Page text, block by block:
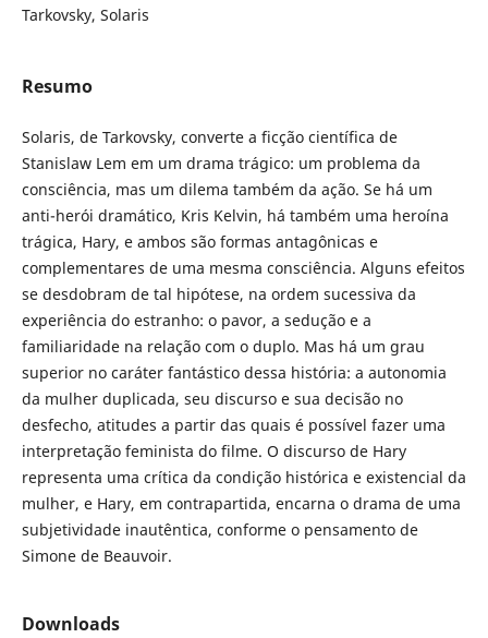
Tarkovsky, Solaris
Resumo
Solaris, de Tarkovsky, converte a ficção científica de
Stanislaw Lem em um drama trágico: um problema da
consciência, mas um dilema também da ação. Se há um
anti-herói dramático, Kris Kelvin, há também uma heroína
trágica, Hary, e ambos são formas antagônicas e
complementares de uma mesma consciência. Alguns efeitos
se desdobram de tal hipótese, na ordem sucessiva da
experiência do estranho: o pavor, a sedução e a
familiaridade na relação com o duplo. Mas há um grau
superior no caráter fantástico dessa história: a autonomia
da mulher duplicada, seu discurso e sua decisão no
desfecho, atitudes a partir das quais é possível fazer uma
interpretação feminista do filme. O discurso de Hary
representa uma crítica da condição histórica e existencial da
mulher, e Hary, em contrapartida, encarna o drama de uma
subjetividade inautêntica, conforme o pensamento de
Simone de Beauvoir.
Downloads